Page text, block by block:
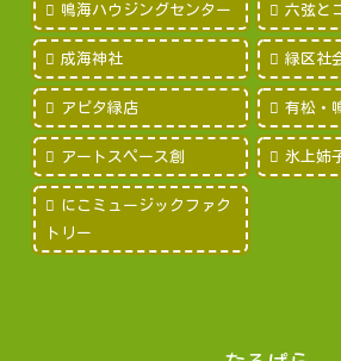
鳴海ハウジングセンター 六弦と
成海神社 緑区社
アピタ緑店 有松・
アートスペース創 氷上姉
にこミュージックファク
トリー